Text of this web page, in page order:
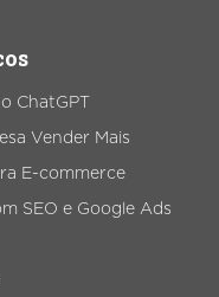
ChatGPT
Vender Mais
E-commerce
SEO e Google Ads